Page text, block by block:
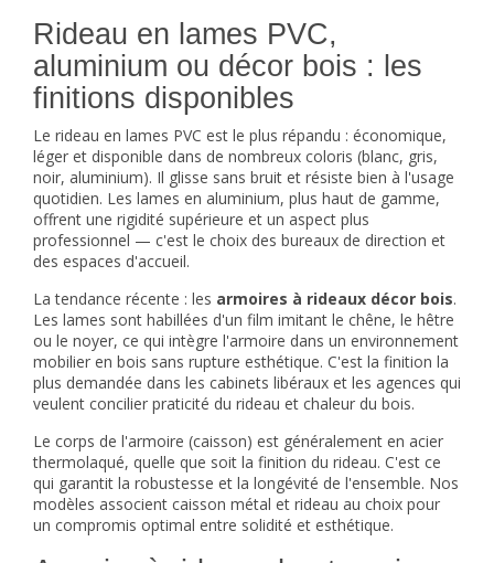
Rideau en lames PVC,
aluminium ou décor bois : les
finitions disponibles
Le rideau en lames PVC est le plus répandu : économique,
léger et disponible dans de nombreux coloris (blanc, gris,
noir, aluminium). Il glisse sans bruit et résiste bien à l'usage
quotidien. Les lames en aluminium, plus haut de gamme,
offrent une rigidité supérieure et un aspect plus
professionnel — c'est le choix des bureaux de direction et
des espaces d'accueil.
La tendance récente : les armoires à rideaux décor bois.
Les lames sont habillées d'un film imitant le chêne, le hêtre
ou le noyer, ce qui intègre l'armoire dans un environnement
mobilier en bois sans rupture esthétique. C'est la finition la
plus demandée dans les cabinets libéraux et les agences qui
veulent concilier praticité du rideau et chaleur du bois.
Le corps de l'armoire (caisson) est généralement en acier
thermolaqué, quelle que soit la finition du rideau. C'est ce
qui garantit la robustesse et la longévité de l'ensemble. Nos
modèles associent caisson métal et rideau au choix pour
un compromis optimal entre solidité et esthétique.